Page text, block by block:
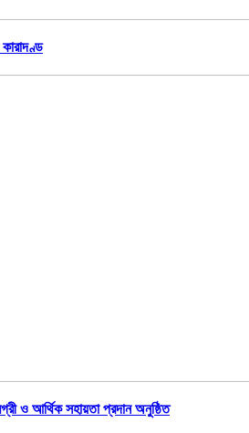
কারাদণ্ড
ও আর্থিক সহায়তা প্রদান অনুষ্ঠিত